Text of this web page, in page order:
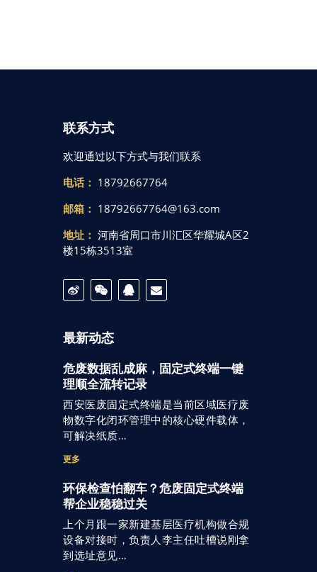
联系方式
欢迎通过以下方式与我们联系
电话： 18792667764
邮箱： 18792667764@163.com
地址： 河南省周口市川汇区华耀城A区2
楼15栋3513室
最新动态
危废数据乱成麻，固定式终端一键
理顺全流转记录
西安医废固定式终端是当前区域医疗废
物数字化闭环管理中的核心硬件载体，
可解决纸质…
更多
环保检查怕翻车？危废固定式终端
帮企业稳稳过关
上个月跟一家新建基层医疗机构做合规
设备对接时，负责人李主任吐槽说刚拿
到选址意见…